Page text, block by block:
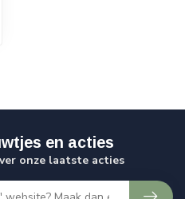
en acties
onze laatste acties